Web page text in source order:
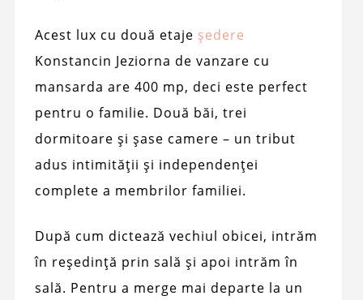
Acest lux cu două etaje şedere
Konstancin Jeziorna de vanzare cu
mansarda are 400 mp, deci este perfect
pentru o familie. Două băi, trei
dormitoare și șase camere – un tribut
adus intimității și independenței
complete a membrilor familiei.
După cum dictează vechiul obicei, intrăm
în reședință prin sală și apoi intrăm în
sală. Pentru a merge mai departe la un